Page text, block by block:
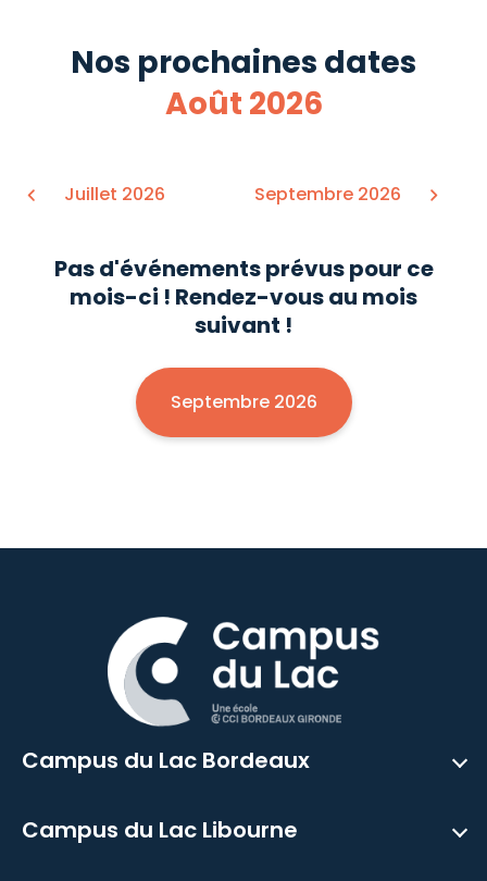
Nos prochaines dates
Août 2026
Juillet 2026 Septembre 2026
Pas d'événements prévus pour ce
mois-ci ! Rendez-vous au mois
suivant !
Septembre 2026
Campus du Lac Bordeaux
Campus du Lac Libourne